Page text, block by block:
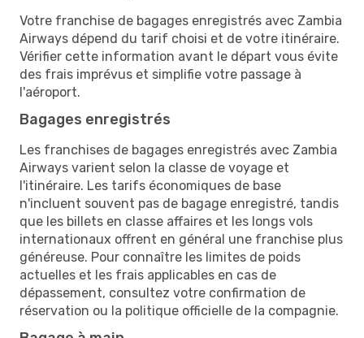
Votre franchise de bagages enregistrés avec Zambia
Airways dépend du tarif choisi et de votre itinéraire.
Vérifier cette information avant le départ vous évite
des frais imprévus et simplifie votre passage à
l'aéroport.
Bagages enregistrés
Les franchises de bagages enregistrés avec Zambia
Airways varient selon la classe de voyage et
l'itinéraire. Les tarifs économiques de base
n'incluent souvent pas de bagage enregistré, tandis
que les billets en classe affaires et les longs vols
internationaux offrent en général une franchise plus
généreuse. Pour connaître les limites de poids
actuelles et les frais applicables en cas de
dépassement, consultez votre confirmation de
réservation ou la politique officielle de la compagnie.